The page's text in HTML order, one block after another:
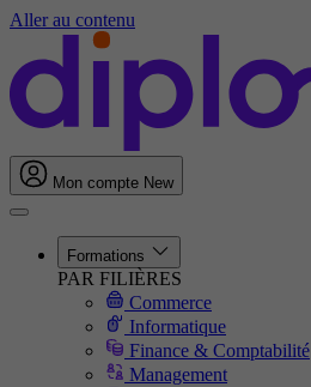
Aller au contenu
Mon compte New
Formations
PAR FILIÈRES
Commerce
Informatique
Finance & Comptabilité
Management